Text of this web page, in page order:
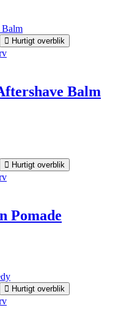
Hurtigt overblik
Balm
Hurtigt overblik
Pomade
Hurtigt overblik